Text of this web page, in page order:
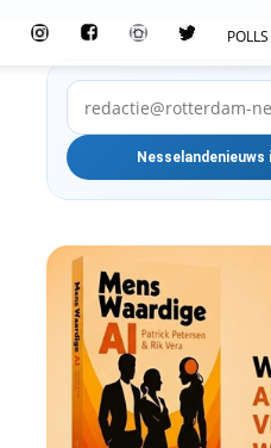
POLLS